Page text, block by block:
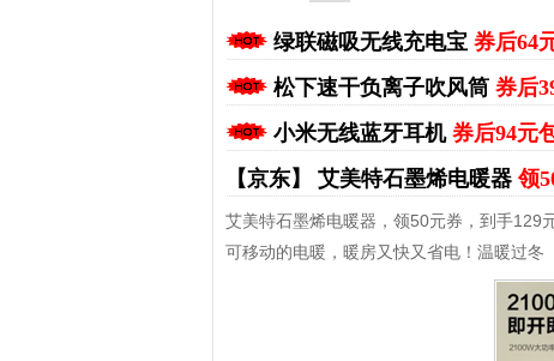
绿联磁吸无线充电宝 券后64
松下速干负离子吹风筒 券后
小米无线蓝牙耳机 券后94元
【京东】 艾美特石墨烯电暖器领
艾美特石墨烯电暖器，领50元券，到手129
可移动的电暖，暖房又快又省电！温暖过冬
淘宝优惠券+淘宝返利